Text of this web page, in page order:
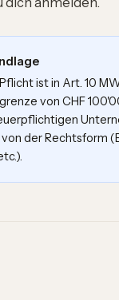
ist in Art. 10
von CHF
der Rechtsform